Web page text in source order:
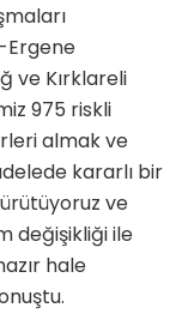
Ergene
ve Kırklareli
975 riskli
almak ve
kararlı bir
ve
değişikliği ile
hale